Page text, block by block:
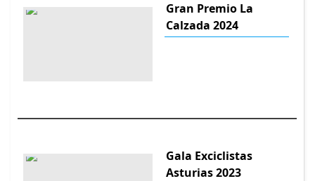
Gran Premio La
Calzada 2024
Gala Exciclistas
Asturias 2023